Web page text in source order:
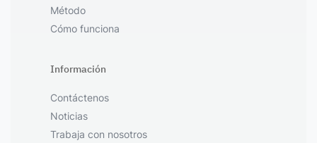
Método
Cómo funciona
Información
Contáctenos
Noticias
Trabaja con nosotros